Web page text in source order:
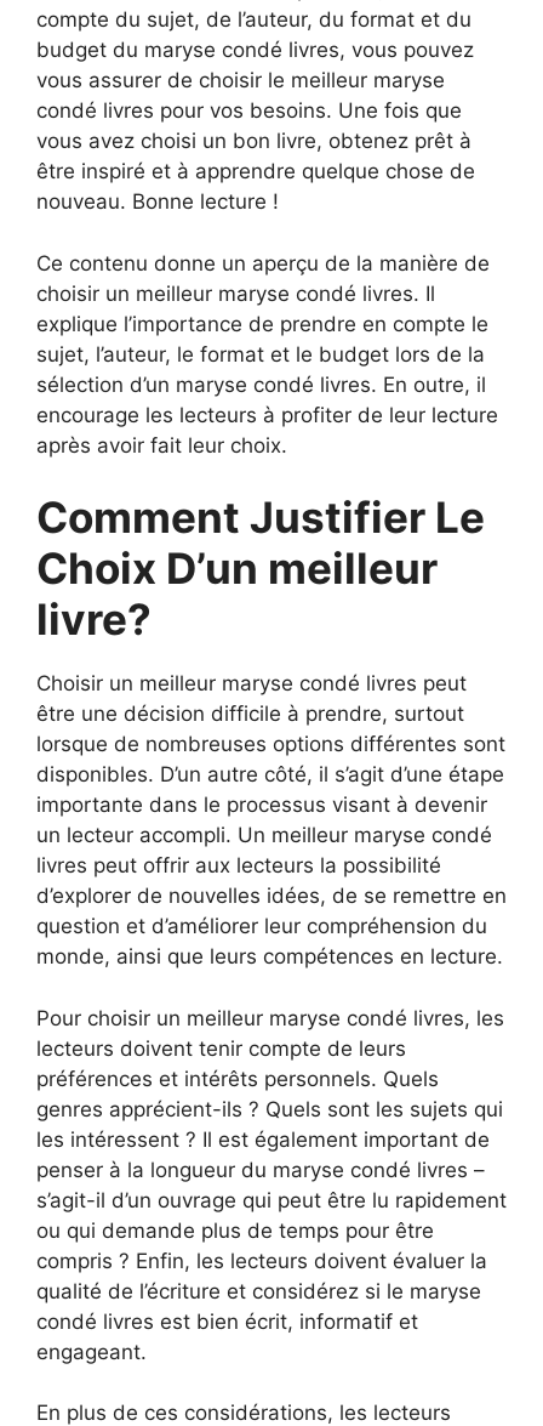
compte du sujet, de l’auteur, du format et du
budget du maryse condé livres, vous pouvez
vous assurer de choisir le meilleur maryse
condé livres pour vos besoins. Une fois que
vous avez choisi un bon livre, obtenez prêt à
être inspiré et à apprendre quelque chose de
nouveau. Bonne lecture !
Ce contenu donne un aperçu de la manière de
choisir un meilleur maryse condé livres. Il
explique l’importance de prendre en compte le
sujet, l’auteur, le format et le budget lors de la
sélection d’un maryse condé livres. En outre, il
encourage les lecteurs à profiter de leur lecture
après avoir fait leur choix.
Comment Justifier Le
Choix D’un meilleur
livre?
Choisir un meilleur maryse condé livres peut
être une décision difficile à prendre, surtout
lorsque de nombreuses options différentes sont
disponibles. D’un autre côté, il s’agit d’une étape
importante dans le processus visant à devenir
un lecteur accompli. Un meilleur maryse condé
livres peut offrir aux lecteurs la possibilité
d’explorer de nouvelles idées, de se remettre en
question et d’améliorer leur compréhension du
monde, ainsi que leurs compétences en lecture.
Pour choisir un meilleur maryse condé livres, les
lecteurs doivent tenir compte de leurs
préférences et intérêts personnels. Quels
genres apprécient-ils ? Quels sont les sujets qui
les intéressent ? Il est également important de
penser à la longueur du maryse condé livres –
s’agit-il d’un ouvrage qui peut être lu rapidement
ou qui demande plus de temps pour être
compris ? Enfin, les lecteurs doivent évaluer la
qualité de l’écriture et considérez si le maryse
condé livres est bien écrit, informatif et
engageant.
En plus de ces considérations, les lecteurs